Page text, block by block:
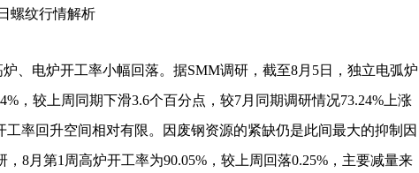
纹行情解析
电炉开工率小幅回落。据SMM调研，截至8月5日，独立电弧炉
，较上周同期下滑3.6个百分点，较7月同期调研情况73.24%上涨
工率回升空间相对有限。因废钢资源的紧缺仍是此间最大的抑制因
，8月第1周高炉开工率为90.05%，较上周回落0.25%，主要减量来